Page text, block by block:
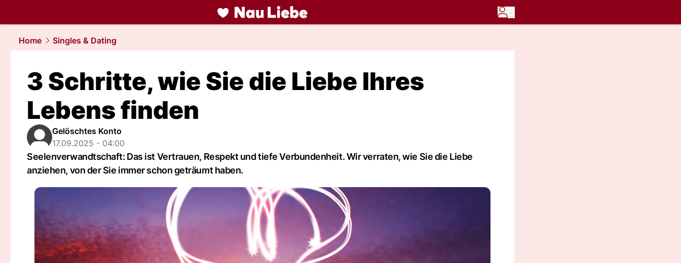
liebe.NAU.ch
Home
Singles & Dating
3 Schritte, wie Sie die Liebe Ihres
Lebens finden
Gelöschtes Konto
17.09.2025 - 04:00
Seelenverwandtschaft: Das ist Vertrauen, Respekt und tiefe Verbundenheit. Wir verraten, wie Sie die Liebe
anziehen, von der Sie immer schon geträumt haben.